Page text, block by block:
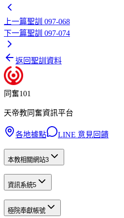
上一篇聖訓 097-068
下一篇聖訓 097-074
返回聖訓資料
同奮101
天帝教同奮資訊平台
各地據點 LINE 意見回饋
本教相關網站3
資訊系統5
極院奉獻帳號